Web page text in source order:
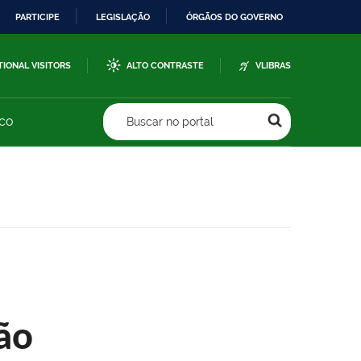
PARTICIPE LEGISLAÇÃO ÓRGÃOS DO GOVERNO
VISITORS ALTO CONTRASTE VLIBRAS
Buscar no portal